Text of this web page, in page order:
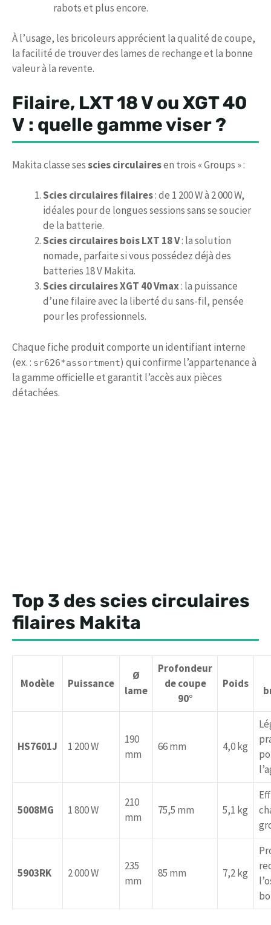
rabots et plus encore.
À l’usage, les bricoleurs apprécient la qualité de coupe,
la facilité de trouver des lames de rechange et la bonne
valeur à la revente.
Filaire, LXT 18 V ou XGT 40
V : quelle gamme viser ?
Makita classe sesscies circulairesen trois « Groups » :
Scies circulaires filaires: de 1 200 W à 2 000 W,
idéales pour de longues sessions sans se soucier
de la batterie.
Scies circulaires bois LXT 18 V: la solution
nomade, parfaite si vous possédez déjà des
batteries 18 V Makita.
Scies circulaires XGT 40 Vmax: la puissance
d’une filaire avec la liberté du sans-fil, pensée
pour les professionnels.
Chaque fiche produit comporte un identifiant interne
(ex. : sr626*assortment) qui confirme l’appartenance à
la gamme officielle et garantit l’accès aux pièces
détachées.
Top 3 des scies circulaires
filaires Makita
Modèle Puissance
Ø
lame
Profondeur
de coupe
90°
Poids
HS7601J 1 200 W
190
mm
66 mm 4,0 kg
5008MG 1 800 W
210
mm
75,5 mm 5,1 kg
5903RK 2 000 W
235
mm
85 mm 7,2 kg